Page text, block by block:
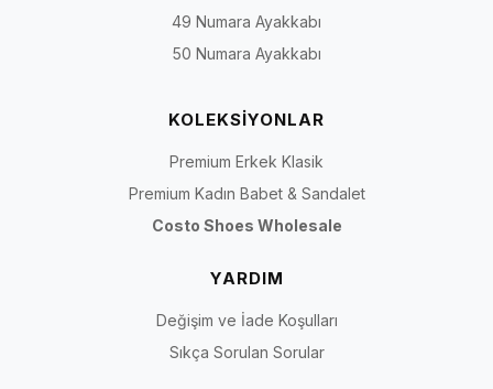
49 Numara Ayakkabı
50 Numara Ayakkabı
KOLEKSİYONLAR
Premium Erkek Klasik
Premium Kadın Babet & Sandalet
Costo Shoes Wholesale
YARDIM
Değişim ve İade Koşulları
Sıkça Sorulan Sorular